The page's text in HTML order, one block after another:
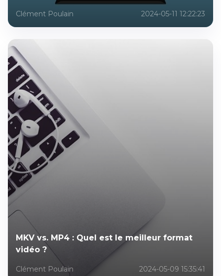
Clément Poulain 2024-05-11 12:22:23
MKV vs. MP4 : Quel est le meilleur format
vidéo ?
Clément Poulain 2024-05-09 15:35:41